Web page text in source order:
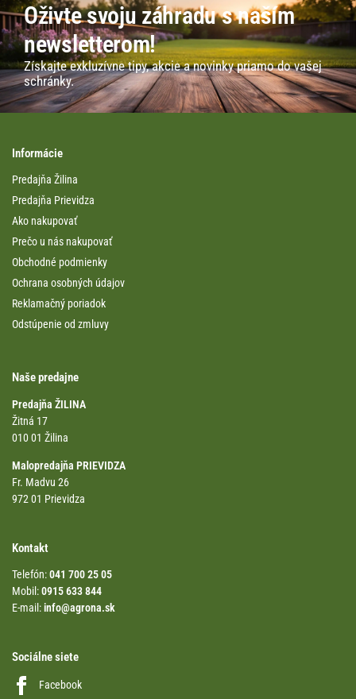
Oživte svoju záhradu s naším
newsletterom!
Získajte exkluzívne tipy, akcie a novinky priamo do vašej
schránky.
Informácie
Predajňa Žilina
Predajňa Prievidza
Ako nakupovať
Prečo u nás nakupovať
Obchodné podmienky
Ochrana osobných údajov
Reklamačný poriadok
Odstúpenie od zmluvy
Naše predajne
Predajňa ŽILINA
Žitná 17
010 01 Žilina
Malopredajňa PRIEVIDZA
Fr. Madvu 26
972 01 Prievidza
Kontakt
Telefón:041 700 25 05
Mobil:0915 633 844
E-mail:info@agrona.sk
Sociálne siete
Facebook